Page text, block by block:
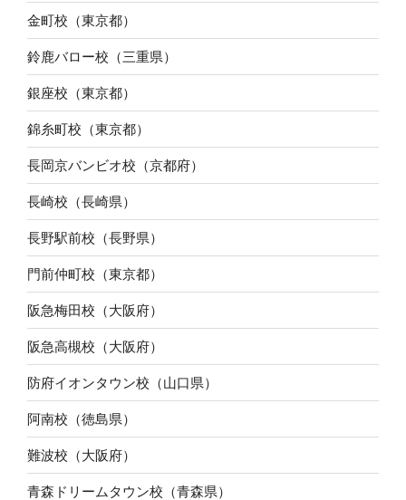
金町校（東京都）
鈴鹿バロー校（三重県）
銀座校（東京都）
錦糸町校（東京都）
長岡京バンビオ校（京都府）
長崎校（長崎県）
長野駅前校（長野県）
門前仲町校（東京都）
阪急梅田校（大阪府）
阪急高槻校（大阪府）
防府イオンタウン校（山口県）
阿南校（徳島県）
難波校（大阪府）
青森ドリームタウン校（青森県）